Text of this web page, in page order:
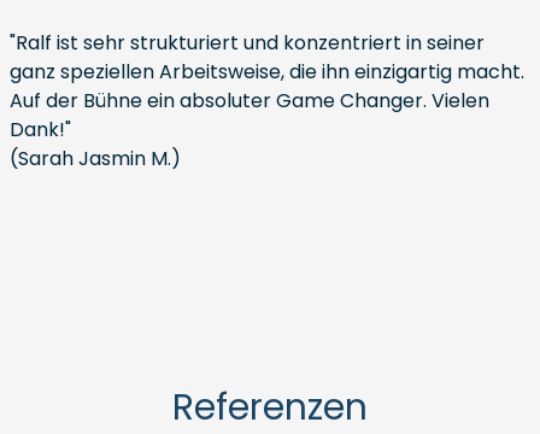
"Ralf ist sehr strukturiert und konzentriert in seiner
ganz speziellen Arbeitsweise, die ihn einzigartig macht.
Auf der Bühne ein absoluter Game Changer. Vielen
Dank!"
(Sarah Jasmin M.)
Referenzen